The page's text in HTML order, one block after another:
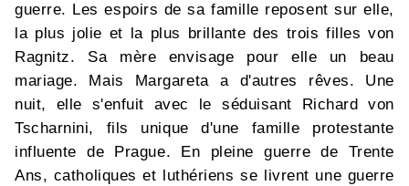
guerre. Les espoirs de sa famille reposent sur elle,
la plus jolie et la plus brillante des trois filles von
Ragnitz. Sa mère envisage pour elle un beau
mariage. Mais Margareta a d'autres rêves. Une
nuit, elle s'enfuit avec le séduisant Richard von
Tscharnini, fils unique d'une famille protestante
influente de Prague. En pleine guerre de Trente
Ans, catholiques et luthériens se livrent une guerre